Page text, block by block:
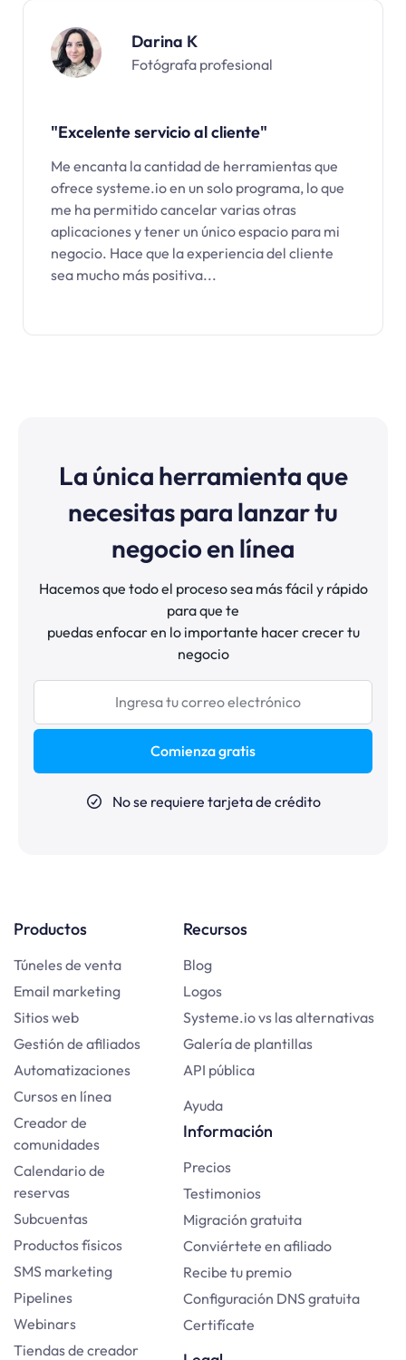
Darina K
Fotógrafa profesional
"Excelente servicio al cliente"
Me encanta la cantidad de herramientas que
ofrece systeme.io en un solo programa, lo que
me ha permitido cancelar varias otras
aplicaciones y tener un único espacio para mi
negocio. Hace que la experiencia del cliente
sea mucho más positiva...
La única herramienta que
necesitas para lanzar tu
negocio en línea
Hacemos que todo el proceso sea más fácil y rápido
para que te
puedas enfocar en lo importante hacer crecer tu
negocio
Comienza gratis
No se requiere tarjeta de crédito
Productos
Túneles de venta
Email marketing
Sitios web
Gestión de afiliados
Automatizaciones
Cursos en línea
Creador de
comunidades
Calendario de
reservas
Subcuentas
Productos físicos
SMS marketing
Pipelines
Webinars
Tiendas de creador
Recursos
Blog
Logos
Systeme.io vs las alternativas
Galería de plantillas
API pública
Ayuda
Información
Precios
Testimonios
Migración gratuita
Conviértete en afiliado
Recibe tu premio
Configuración DNS gratuita
Certifícate